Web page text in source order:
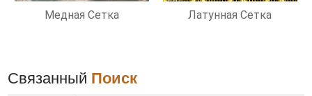
Медная Сетка Латунная Сетка
Связанный Поиск